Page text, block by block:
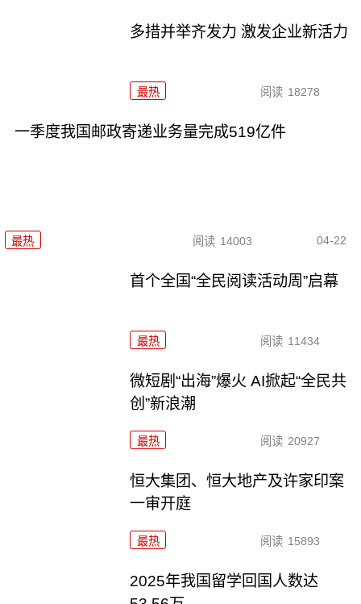
多措并举齐发力 激发企业新活力
最热 阅读 18278
一季度我国邮政寄递业务量完成519亿件
最热 阅读 14003 04-22
首个全国“全民阅读活动周”启幕
最热 阅读 11434
微短剧“出海”爆火 AI掀起“全民共
创”新浪潮
最热 阅读 20927
恒大集团、恒大地产及许家印案
一审开庭
最热 阅读 15893
2025年我国留学回国人数达